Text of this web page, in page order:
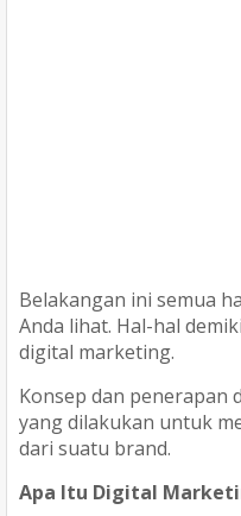
Belakangan ini semua
Anda lihat. Hal-hal
digital marketing.
Konsep dan penerapan
yang dilakukan untuk
dari suatu brand.
Apa Itu Digital